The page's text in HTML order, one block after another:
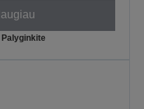
Palyginkite